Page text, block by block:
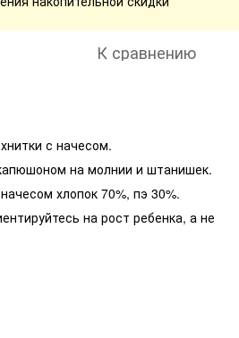
К сравнению
с начесом.
на молнии и штанишек.
хлопок 70%, пэ 30%.
на рост ребенка, а не